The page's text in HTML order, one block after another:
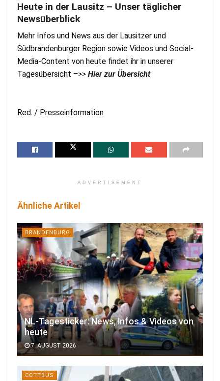
Heute in der Lausitz – Unser täglicher
Newsüberblick
Mehr Infos und News aus der Lausitzer und
Südbrandenburger Region sowie Videos und Social-
Media-Content von heute findet ihr in unserer
Tagesübersicht –>> Hier zur Übersicht
Red. / Presseinformation
ADVERTISEMENT
Ähnliche Artikel
BRANDENBURG
NL-Tagesticker: News, Infos & Videos von
heute
7. AUGUST 2026
COTTBUS